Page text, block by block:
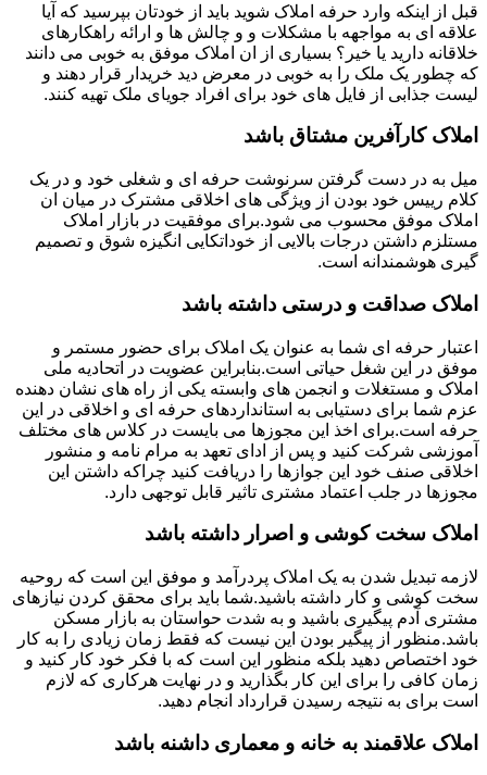
قبل از اینکه وارد حرفه املاک شوید باید از خودتان بپرسید که آیا
علاقه ای به مواجهه با مشکلات و و چالش ها و ارائه راهکارهای
خلاقانه دارید یا خیر؟ بسیاری از ان املاک موفق به خوبی می دانند
که چطور یک ملک را به خوبی در معرض دید خریدار قرار دهند و
لیست جذابی از فایل های خود برای افراد جویای ملک تهیه کنند.
املاک کارآفرین مشتاق باشد
میل به در دست گرفتن سرنوشت حرفه ای و شغلی خود و در یک
کلام رییس خود بودن از ویژگی های اخلاقی مشترک در میان ان
املاک موفق محسوب می شود.برای موفقیت در بازار املاک
مستلزم داشتن درجات بالایی از خوداتکایی انگیزه شوق و تصمیم
گیری هوشمندانه است.
املاک صداقت و درستی داشته باشد
اعتبار حرفه ای شما به عنوان یک املاک برای حضور مستمر و
موفق در این شغل حیاتی است.بنابراین عضویت در اتحادیه ملی
املاک و مستغلات و انجمن های وابسته یکی از راه های نشان دهنده
عزم شما برای دستیابی به استانداردهای حرفه ای و اخلاقی در این
حرفه است.برای اخذ این مجوزها می بایست در کلاس های مختلف
آموزشی شرکت کنید و پس از ادای تعهد به مرام نامه و منشور
اخلاقی صنف خود این جوازها را دریافت کنید چراکه داشتن این
مجوزها در جلب اعتماد مشتری تاثیر قابل توجهی دارد.
املاک سخت کوشی و اصرار داشته باشد
لازمه تبدیل شدن به یک املاک پردرآمد و موفق این است که روحیه
سخت کوشی و کار داشته باشید.شما باید برای محقق کردن نیازهای
مشتری آدم پیگیری باشید و به شدت حواستان به بازار مسکن
باشد.منظور از پیگیر بودن این نیست که فقط زمان زیادی را به کار
خود اختصاص دهید بلکه منظور این است که با فکر خود کار کنید و
زمان کافی را برای این کار بگذارید و در نهایت هرکاری که لازم
است برای به نتیجه رسیدن قرارداد انجام دهید.
املاک علاقمند به خانه و معماری داشنه باشد